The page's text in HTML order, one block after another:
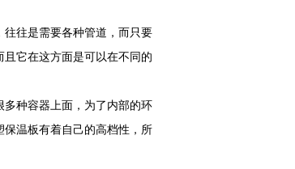
往是需要各种管道，而只要
它在这方面是可以在不同的
种容器上面，为了内部的环
温板有着自己的高档性，所